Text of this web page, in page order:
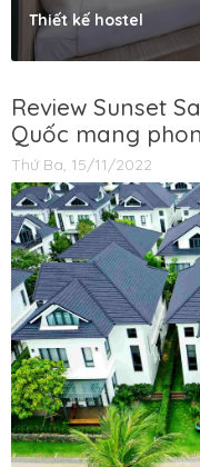
Thiết kế hostel
Review Sunset
Quốc mang
Thứ Ba, 15/11/2022